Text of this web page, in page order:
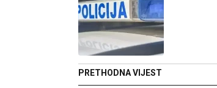
PRETHODNA VIJEST